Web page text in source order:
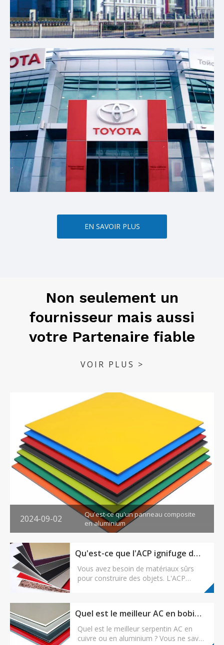
EN SAVOIR PLUS
Non seulement un
fournisseur mais aussi
votre Partenaire fiable
VOIR PLUS >
2024-09-02
Qu'est-ce qu'un panneau composite
en aluminium
Qu'est-ce que l'ACP ignifuge de qualité B1 ?
Vous avez besoin de matériaux sûrs
pour construire des objets. L'ACP
panneau suit les règles de sécurité
mondiales. Il possède un noyau en
polyéthylène ignifuge et des produits
Quel est le meilleur AC en bobine de cuivre ou d'aluminium ?
Quel est le meilleur serpentin AC en
cuivre ou en aluminium ? Vous ne savez